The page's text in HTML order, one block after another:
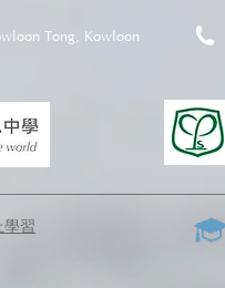
Tong, Kowloon
學習